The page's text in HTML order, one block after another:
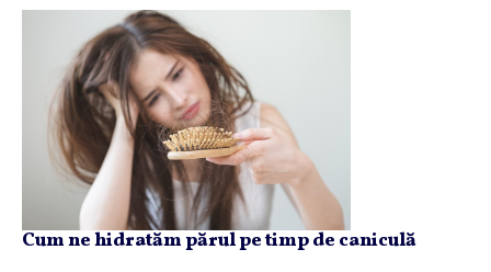
Cum ne hidratăm părul pe timp de caniculă